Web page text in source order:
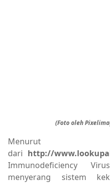
(Foto oleh
Menurut
dari http://
Immunodeficiency
menyerang sistem